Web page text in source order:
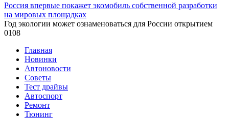
Россия впервые покажет экомобиль собственной разработки
на мировых площадках
Год экологии может ознаменоваться для России открытием
0108
Главная
Новинки
Автоновости
Советы
Тест драйвы
Автоспорт
Ремонт
Тюнинг